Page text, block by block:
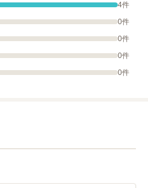
4件
0件
0件
0件
0件